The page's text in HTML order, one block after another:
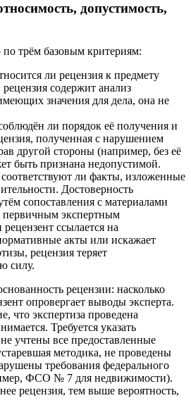
допустимость,
трём базовым критериям:
ли рецензия к предмету
содержит анализ
значения для дела, она не
ли порядок её получения и
полученная с нарушением
другой стороны (например, без её
быть признана недопустимой.
ли факты, изложенные
Достоверность
сопоставления с материалами
первичным экспертным
ссылается на
акты или искажает
рецензия теряет
силу.
рецензии: насколько
опровергает выводы эксперта.
что экспертиза проведена
Требуется указать
учтены все предоставленные
методика, не проведены
требования федерального
ФСО № 7 для недвижимости).
рецензия, тем выше вероятность,